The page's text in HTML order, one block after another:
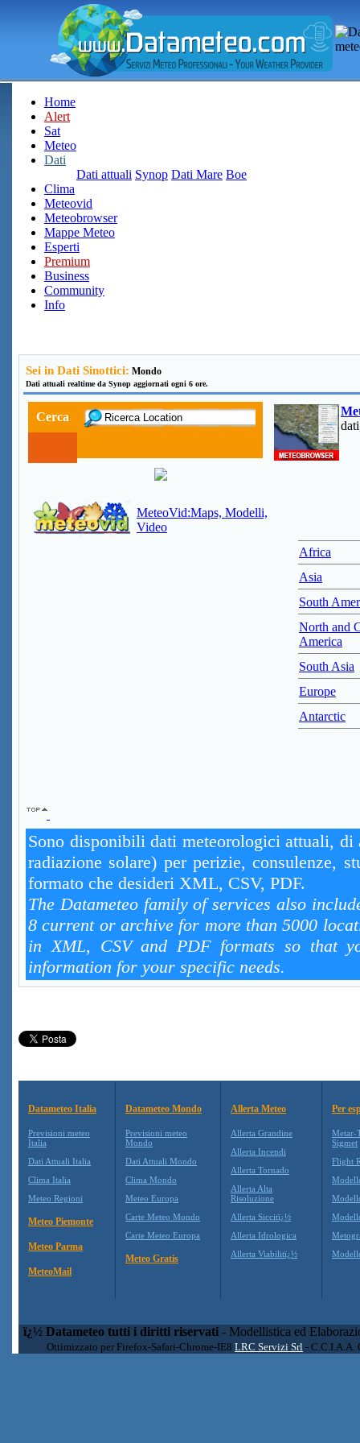
Home
Alert
Sat
Meteo
Dati
Dati attuali Synop Dati Mare Boe
Clima
Meteovid
Meteobrowser
Mappe Meteo
Esperti
Premium
Business
Community
Info
Sei in Dati Sinottici: Mondo
Dati attuali realtime da Synop aggiornati ogni 6 ore.
Cerca
MeteoVid:Maps, Modelli,
Video
Africa
Asia
South
North and
America
South Asia
Europe
Antarctic
Sono disponibili dati meteorologici attuali,
radiazione solare) per perizie,
formato che desideri XML, CSV, PDF.
The Datameteo family of services also
8 current or archive for more than 5000
in XML, CSV and PDF formats so that
information for your specific needs.
Datameteo Italia
Previsioni meteo
Italia
Dati Attuali Italia
Clima Italia
Meteo Regioni
Meteo Piemonte
Meteo Parma
MeteoMail
Datameteo Mondo
Previsioni meteo
Mondo
Dati Attuali Mondo
Clima Mondo
Meteo Europa
Carte Meteo Mondo
Carte Meteo Europa
Meteo Gratis
Allerta Meteo
Allerta Grandine
Allerta Incendi
Allerta Tornado
Allerta Alta
Risoluzione
Allerta Siccitï¿½
Allerta Idrologica
Allerta Viabilitï¿½
Per
Metar-
Sigmet
Flight
ï¿½ Datameteo tutti i diritti riservati - Modellistica ed
Ottimizzato per Firefox-Safari-Chrome-IE8 LRC Servizi Srl - C.C.I.A.A.